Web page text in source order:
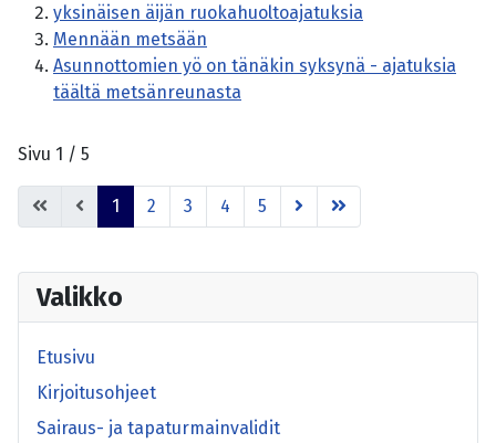
yksinäisen äijän ruokahuoltoajatuksia
Mennään metsään
Asunnottomien yö on tänäkin syksynä - ajatuksia
täältä metsänreunasta
Sivu 1 / 5
1 2 3 4 5
Valikko
Etusivu
Kirjoitusohjeet
Sairaus- ja tapaturmainvalidit